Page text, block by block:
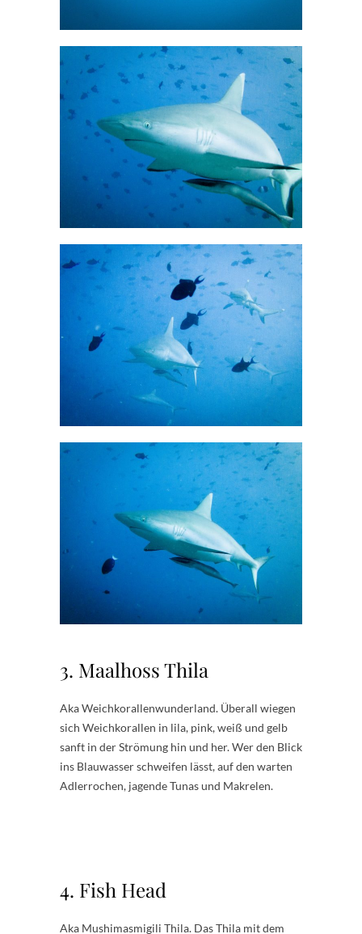
3. Maalhoss Thila
Aka Weichkorallenwunderland. Überall wiegen
sich Weichkorallen in lila, pink, weiß und gelb
sanft in der Strömung hin und her. Wer den Blick
ins Blauwasser schweifen lässt, auf den warten
Adlerrochen, jagende Tunas und Makrelen.
4. Fish Head
Aka Mushimasmigili Thila. Das Thila mit dem